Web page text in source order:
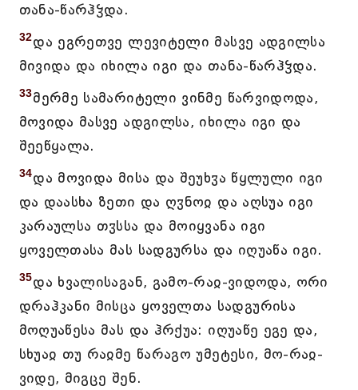
თანა-წარჰჴდა.
32და ეგრეთვე ლევიტელი მასვე ადგილსა
მივიდა და იხილა იგი და თანა-წარჰჴდა.
33მერმე სამარიტელი ვინმე წარვიდოდა,
მოვიდა მასვე ადგილსა, იხილა იგი და
შეეწყალა.
34და მოვიდა მისა და შეუხჳა წყლული იგი
და დაასხა ზეთი და ღჳნოჲ და აღსუა იგი
კარაულსა თჳსსა და მოიყვანა იგი
ყოველთასა მას სადგურსა და იღუაწა იგი.
35და ხვალისაგან, გამო-რაჲ-ვიდოდა, ორი
დრაჰკანი მისცა ყოველთა სადგურისა
მოღუაწესა მას და ჰრქუა: იღუაწე ეგე და,
სხუაჲ თუ რაჲმე წარაგო უმეტესი, მო-რაჲ-
ვიდე, მიგცე შენ.